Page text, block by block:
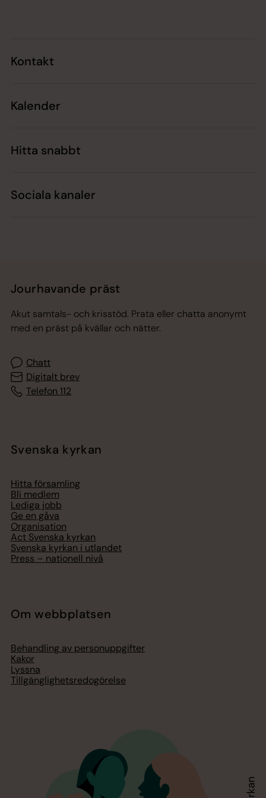
Kontakt
Kalender
Hitta snabbt
Sociala kanaler
Jourhavande präst
Akut samtals- och krisstöd. Prata eller chatta anonymt
med en präst på kvällar och nätter.
Chatt
Digitalt brev
Telefon 112
Svenska kyrkan
Hitta församling
Bli medlem
Lediga jobb
Ge en gåva
Organisation
Act Svenska kyrkan
Svenska kyrkan i utlandet
Press – nationell nivå
Om webbplatsen
Behandling av personuppgifter
Kakor
Lyssna
Tillgänglighetsredogörelse